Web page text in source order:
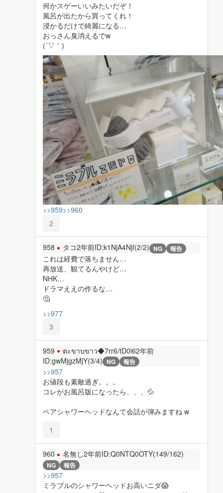
何かスゲーいいみたいだぞ！
風呂が出たから買ってくれ！
浸かるだけで綺麗になる…
おっさん臭消えるでw
(´▽｀)
>>959>>960
2
958 タコ2年前ID:k1NjA4NjI(2/2) NG 報告
これは経費で落ちません…
再放送、観てるんやけど…
NHK…
ドラマええの作るな…
🤔
>>977
3
959 ตะขาบขาว◆7rr6/tD0i62年前
ID:gwMjgzMjY(3/4) NG 報告
>>957
お値段も素敵過ぎ。。。
コレがお風呂版になったら、、、💦
ペアシャワーヘッドなんて会話が弾みますね w
1
960 名無し2年前ID:Q0NTQ0OTY(149/162)
NG 報告
>>957
ミラブルのシャワーヘッドお高いニダ😱